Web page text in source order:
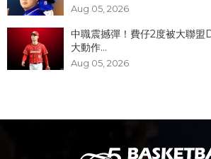
Aug 05, 2026
中職震撼彈！費仔2度被大聯盟
大動作...
Aug 05, 2026